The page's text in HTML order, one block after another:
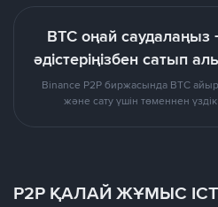
BTC оңай
әдістеріңізбен сатып
Binance P2P биржасында BTC
және сату үшін төменнен
P2P ҚАЛАЙ ЖҰМЫС